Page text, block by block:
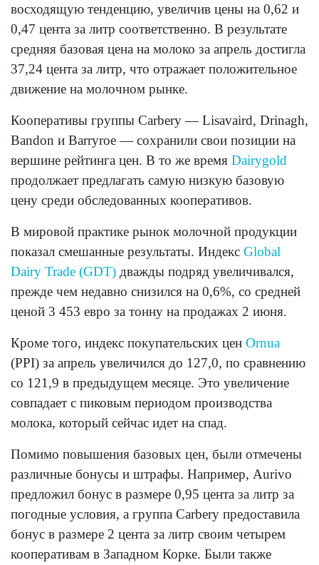
восходящую тенденцию, увеличив цены на 0,62 и
0,47 цента за литр соответственно. В результате
средняя базовая цена на молоко за апрель достигла
37,24 цента за литр, что отражает положительное
движение на молочном рынке.
Кооперативы группы Carbery — Lisavaird, Drinagh,
Bandon и Barryroe — сохранили свои позиции на
вершине рейтинга цен. В то же время Dairygold
продолжает предлагать самую низкую базовую
цену среди обследованных кооперативов.
В мировой практике рынок молочной продукции
показал смешанные результаты. Индекс Global
Dairy Trade (GDT) дважды подряд увеличивался,
прежде чем недавно снизился на 0,6%, со средней
ценой 3 453 евро за тонну на продажах 2 июня.
Кроме того, индекс покупательских цен Ornua
(PPI) за апрель увеличился до 127,0, по сравнению
со 121,9 в предыдущем месяце. Это увеличение
совпадает с пиковым периодом производства
молока, который сейчас идет на спад.
Помимо повышения базовых цен, были отмечены
различные бонусы и штрафы. Например, Aurivo
предложил бонус в размере 0,95 цента за литр за
погодные условия, а группа Carbery предоставила
бонус в размере 2 цента за литр своим четырем
кооперативам в Западном Корке. Были также